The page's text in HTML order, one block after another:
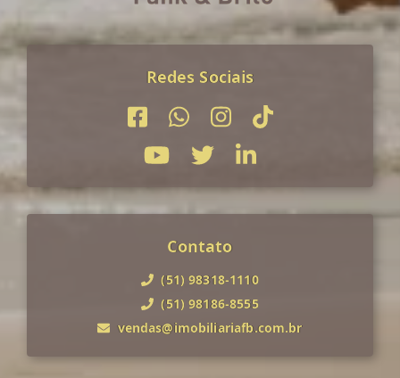
Redes Sociais
Contato
(51) 98318-1110
(51) 98186-8555
vendas@imobiliariafb.com.br